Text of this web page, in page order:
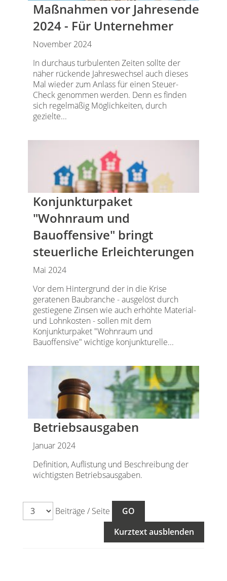
Maßnahmen vor Jahresende
2024 - Für Unternehmer
November 2024
In durchaus turbulenten Zeiten sollte der
näher rückende Jahreswechsel auch dieses
Mal wieder zum Anlass für einen Steuer-
Check genommen werden. Denn es finden
sich regelmäßig Möglichkeiten, durch
gezielte...
Konjunkturpaket
"Wohnraum und
Bauoffensive" bringt
steuerliche Erleichterungen
Mai 2024
Vor dem Hintergrund der in die Krise
geratenen Baubranche - ausgelöst durch
gestiegene Zinsen wie auch erhöhte Material-
und Lohnkosten - sollen mit dem
Konjunkturpaket "Wohnraum und
Bauoffensive" wichtige konjunkturelle...
Betriebsausgaben
Januar 2024
Definition, Auflistung und Beschreibung der
wichtigsten Betriebsausgaben.
Beiträge / Seite
Kurztext ausblenden